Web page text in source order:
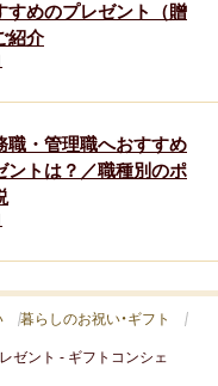
出産内祝い 香典返し
長寿祝い
すめのプレゼント（贈
紹介
職・管理職へおすすめ
ントは？／職種別のポ
暮らしのお祝い・ギフト
ゼント - ギフトコンシェ